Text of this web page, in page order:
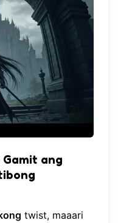
ang
twist, maaari